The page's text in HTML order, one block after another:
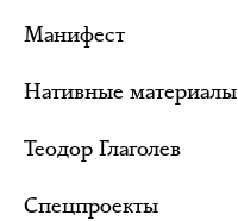
Манифест
Нативные материалы
Теодор Глаголев
Спецпроекты